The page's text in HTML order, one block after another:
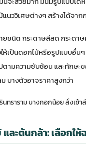
นววิเศษต่างๆ สร้างได้จาก
ยชนิด กระดาษสีสด กระดา
ห้เป็นดอกไม้หรือรูปแบบอื่น
ตามความซับซ้อน และทักษะ
บางตัวอาจราคาสูงกว่า
ทราราม บางกอกน้อย สั่งเช้า
ละต้นกล้า: เลือกให้